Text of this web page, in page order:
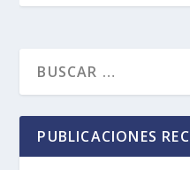
PUBLICACIONES